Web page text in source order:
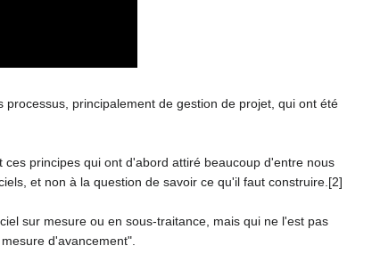
processus, principalement de gestion de projet, qui ont été
principes qui ont d'abord attiré beaucoup d'entre nous
et non à la question de savoir ce qu'il faut construire.[2]
sur mesure ou en sous-traitance, mais qui ne l'est pas
d'avancement".